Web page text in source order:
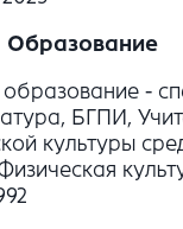
Образование
-
БГПИ,
культуры